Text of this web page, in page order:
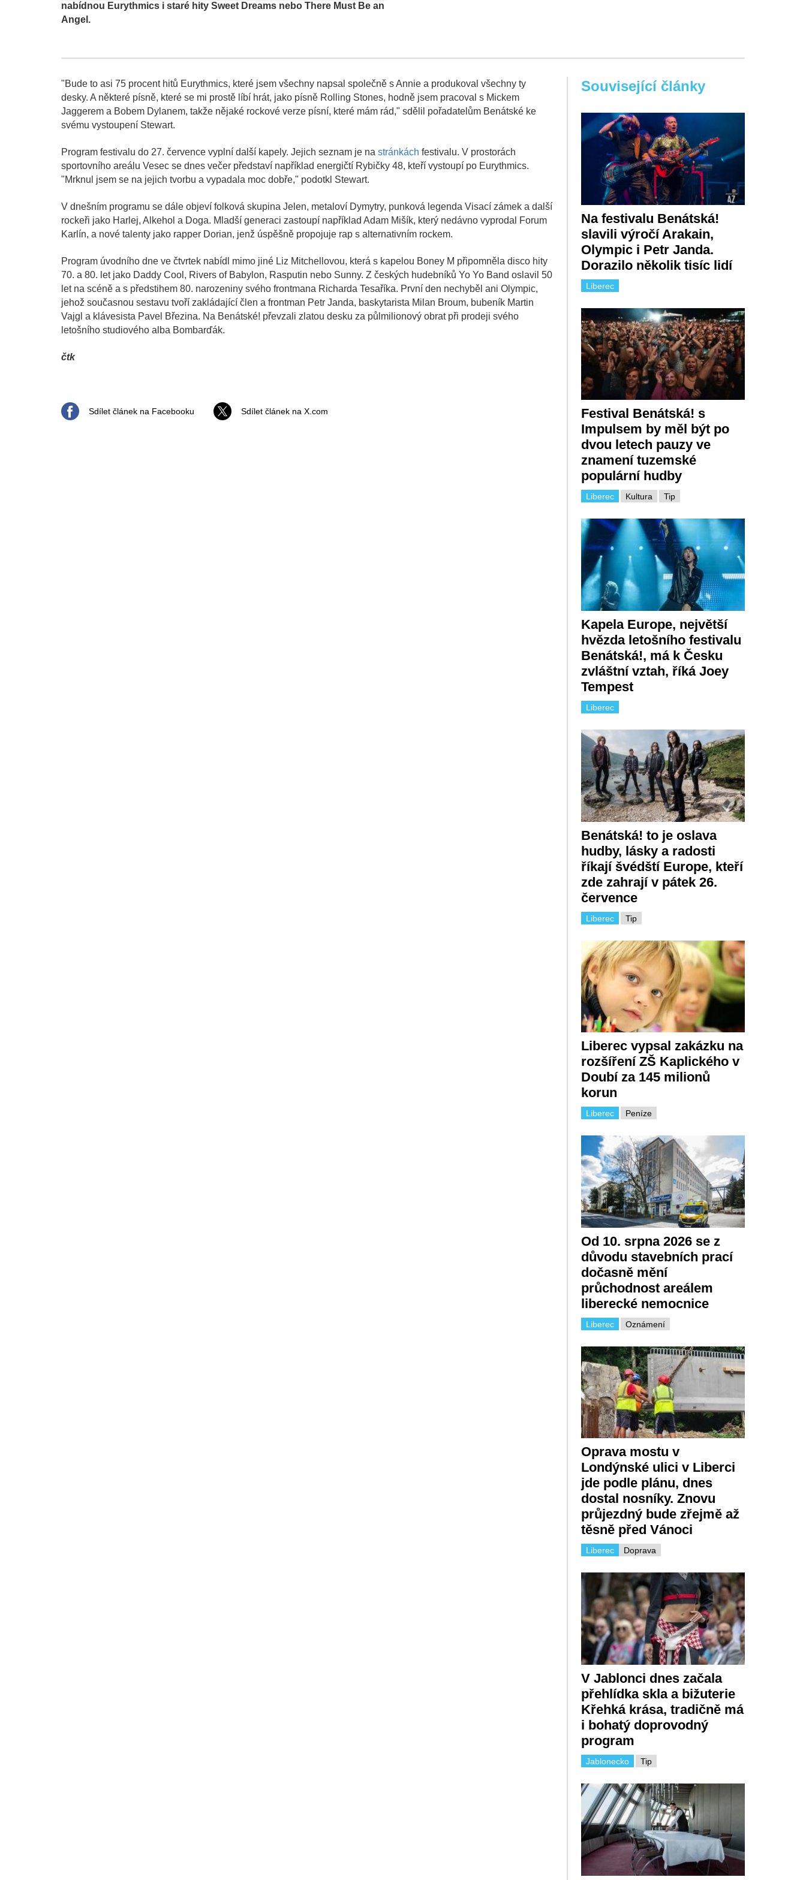
nabídnou Eurythmics i staré hity Sweet Dreams nebo There Must Be an
Angel.
"Bude to asi 75 procent hitů Eurythmics, které jsem všechny napsal společně s Annie a produkoval všechny ty
desky. A některé písně, které se mi prostě líbí hrát, jako písně Rolling Stones, hodně jsem pracoval s Mickem
Jaggerem a Bobem Dylanem, takže nějaké rockové verze písní, které mám rád," sdělil pořadatelům Benátské ke
svému vystoupení Stewart.
Program festivalu do 27. července vyplní další kapely. Jejich seznam je na stránkách festivalu. V prostorách
sportovního areálu Vesec se dnes večer představí například energičtí Rybičky 48, kteří vystoupí po Eurythmics.
"Mrknul jsem se na jejich tvorbu a vypadala moc dobře," podotkl Stewart.
V dnešním programu se dále objeví folková skupina Jelen, metaloví Dymytry, punková legenda Visací zámek a další
rockeři jako Harlej, Alkehol a Doga. Mladší generaci zastoupí například Adam Mišík, který nedávno vyprodal Forum
Karlín, a nové talenty jako rapper Dorian, jenž úspěšně propojuje rap s alternativním rockem.
Program úvodního dne ve čtvrtek nabídl mimo jiné Liz Mitchellovou, která s kapelou Boney M připomněla disco hity
70. a 80. let jako Daddy Cool, Rivers of Babylon, Rasputin nebo Sunny. Z českých hudebníků Yo Yo Band oslavil 50
let na scéně a s předstihem 80. narozeniny svého frontmana Richarda Tesaříka. První den nechyběl ani Olympic,
jehož současnou sestavu tvoří zakládající člen a frontman Petr Janda, baskytarista Milan Broum, bubeník Martin
Vajgl a klávesista Pavel Březina. Na Benátské! převzali zlatou desku za půlmilionový obrat při prodeji svého
letošního studiového alba Bombarďák.
čtk
Sdílet článek na Facebooku Sdílet článek na X.com
Související články
Na festivalu Benátská!
slavili výročí Arakain,
Olympic i Petr Janda.
Dorazilo několik tisíc lidí
Liberec
Festival Benátská! s
Impulsem by měl být po
dvou letech pauzy ve
znamení tuzemské
populární hudby
Kultura
Liberec Tip
Kapela Europe, největší
hvězda letošního festivalu
Benátská!, má k Česku
zvláštní vztah, říká Joey
Tempest
Liberec
Benátská! to je oslava
hudby, lásky a radosti
říkají švédští Europe, kteří
zde zahrají v pátek 26.
července
Liberec Tip
Liberec vypsal zakázku na
rozšíření ZŠ Kaplického v
Doubí za 145 milionů
korun
Liberec Peníze
Od 10. srpna 2026 se z
důvodu stavebních prací
dočasně mění
průchodnost areálem
liberecké nemocnice
Liberec Oznámení
Oprava mostu v
Londýnské ulici v Liberci
jde podle plánu, dnes
dostal nosníky. Znovu
průjezdný bude zřejmě až
těsně před Vánoci
Doprava
Liberec
V Jablonci dnes začala
přehlídka skla a bižuterie
Křehká krása, tradičně má
i bohatý doprovodný
program
Jablonecko Tip